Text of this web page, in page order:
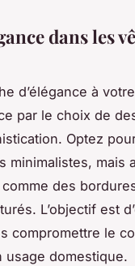
dans les
d’élégance à votre
par le choix de
Optez
minimalistes, mais
des
L’objectif est
compromettre le
usage domestique.